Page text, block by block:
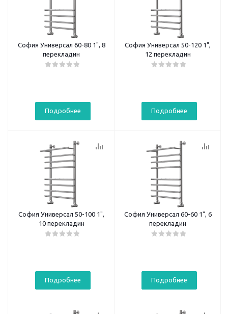
София Универсал 60-80 1", 8
перекладин
Подробнее
София Универсал 50-120 1",
12 перекладин
Подробнее
София Универсал 50-100 1",
10 перекладин
Подробнее
София Универсал 60-60 1", 6
перекладин
Подробнее